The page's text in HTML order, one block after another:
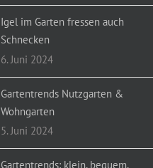
Igel im Garten fressen auch
Schnecken
6. Juni 2024
Gartentrends Nutzgarten &
Wohngarten
5. Juni 2024
Gartentrends: klein, bequem,